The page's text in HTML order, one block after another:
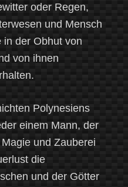
oder Regen,
und Mensch
in der Obhut von
von ihnen
Polynesiens
einem Mann, der
und Zauberei
die
und der Götter